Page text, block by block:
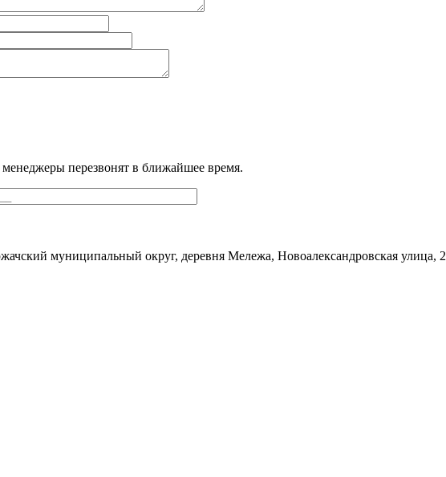
перезвонят в ближайшее время.
муниципальный округ, деревня Мележа, Новоалександровская улица, 2